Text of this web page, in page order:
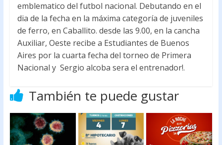
emblematico del futbol nacional. Debutando en el
dia de la fecha en la máxima categoría de juveniles
de ferro, en Caballito. desde las 9.00, en la cancha
Auxiliar, Oeste recibe a Estudiantes de Buenos
Aires por la cuarta fecha del torneo de Primera
Nacional y Sergio alcoba sera el entrenador!.
También te puede gustar